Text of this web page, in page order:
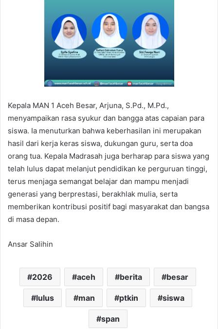
Kepala MAN 1 Aceh Besar, Arjuna, S.Pd., M.Pd.,
menyampaikan rasa syukur dan bangga atas capaian para
siswa. Ia menuturkan bahwa keberhasilan ini merupakan
hasil dari kerja keras siswa, dukungan guru, serta doa
orang tua. Kepala Madrasah juga berharap para siswa yang
telah lulus dapat melanjut pendidikan ke perguruan tinggi,
terus menjaga semangat belajar dan mampu menjadi
generasi yang berprestasi, berakhlak mulia, serta
memberikan kontribusi positif bagi masyarakat dan bangsa
di masa depan.
Ansar Salihin
2026 aceh berita besar
lulus man ptkin siswa
span